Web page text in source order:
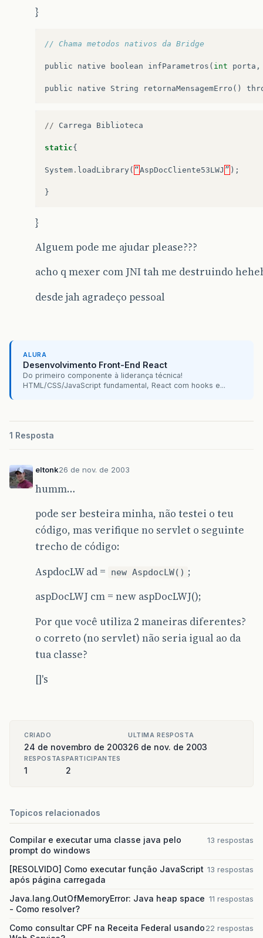
}
// Chama metodos nativos da Bridge
public native boolean infParametros ( int porta ,
public native String retornaMensagemErro ()
// Carrega Biblioteca
static{
System . loadLibrary( “AspDocCliente53LWJ ” );
}
}
Alguem pode me ajudar please???
acho q mexer com JNI tah me destruindo
desde jah agradeço pessoal
ALURA
Desenvolvimento Front-End React
Do primeiro componente à liderança técnica!
HTML/CSS/JavaScript fundamental, React com hooks e...
1 Resposta
eltonk26 de nov. de 2003
humm…
pode ser besteira minha, não testei o teu
código, mas verifique no servlet o seguinte
trecho de código:
AspdocLW ad =
new AspdocLW() ;
aspDocLWJ cm = new aspDocLWJ();
Por que você utiliza 2 maneiras diferentes?
o correto (no servlet) não seria igual ao da
tua classe?
[]'s
CRIADO
24 de novembro de 2003
ULTIMA RESPOSTA
26 de nov. de 2003
RESPOSTAS
1
PARTICIPANTES
2
Topicos relacionados
Compilar e executar uma classe java pelo
prompt do windows
13 respostas
[RESOLVIDO] Como executar função JavaScript
após página carregada
13 respostas
Java.lang.OutOfMemoryError: Java heap space
- Como resolver?
11 respostas
Como consultar CPF na Receita Federal usando22 respostas